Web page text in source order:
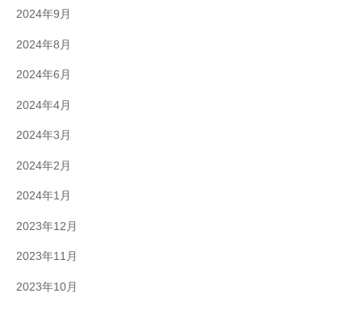
2024年9月
2024年8月
2024年6月
2024年4月
2024年3月
2024年2月
2024年1月
2023年12月
2023年11月
2023年10月